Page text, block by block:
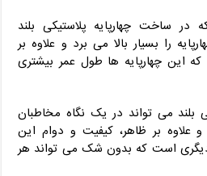
در ساخت چهارپایه پلاستیکی بلند
را بسیار بالا می برد و علاوه بر
این چهارپایه ها طول عمر بیشتری
بلند می تواند در یک نگاه مخاطبان
علاوه بر ظاهر، کیفیت و دوام این
دیگری است که بدون شک می تواند هر